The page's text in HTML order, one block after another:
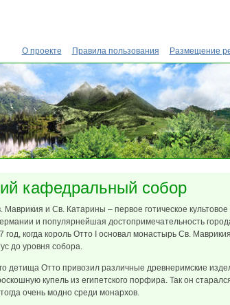
О проекте
Правила пользования Размещение
кафедральный собор
Маврикия и Св. Катарины – первое готическое
и популярнейшая достопримечательность
когда король Отто I основал монастырь Св.
до уровня собора.
детища Отто привозил различные древнеримские
купель из египетского порфира. Так он
очень модно среди монархов.